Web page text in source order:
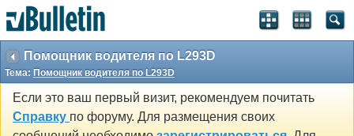
Помощник водителя по L293D
Тема: Помощник водителя по L293D
Если это ваш первый визит, рекомендуем почитать
Справку по форуму. Для размещения своих